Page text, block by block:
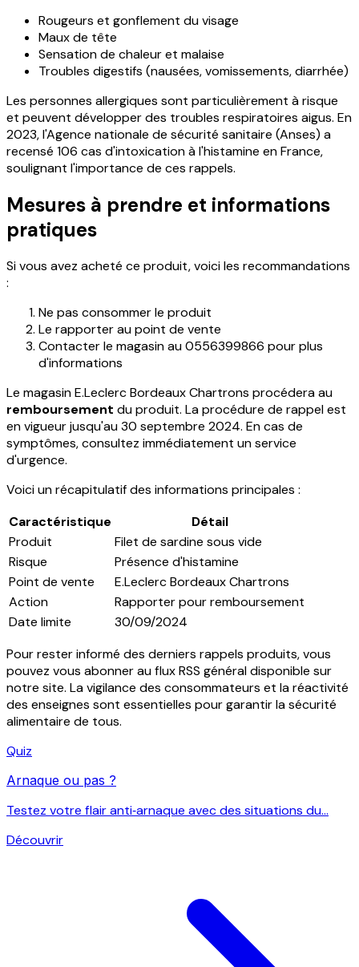
Rougeurs et gonflement du visage
Maux de tête
Sensation de chaleur et malaise
Troubles digestifs (nausées, vomissements, diarrhée)
Les personnes allergiques sont particulièrement à risque
et peuvent développer des troubles respiratoires aigus. En
2023, l'Agence nationale de sécurité sanitaire (Anses) a
recensé 106 cas d'intoxication à l'histamine en France,
soulignant l'importance de ces rappels.
Mesures à prendre et informations
pratiques
Si vous avez acheté ce produit, voici les recommandations
:
Ne pas consommer le produit
Le rapporter au point de vente
Contacter le magasin au 0556399866 pour plus
d'informations
Le magasin E.Leclerc Bordeaux Chartrons procédera au
remboursement du produit. La procédure de rappel est
en vigueur jusqu'au 30 septembre 2024. En cas de
symptômes, consultez immédiatement un service
d'urgence.
Voici un récapitulatif des informations principales :
Caractéristique
Détail
Produit
Filet de sardine sous vide
Risque
Présence d'histamine
Point de vente
E.Leclerc Bordeaux Chartrons
Action
Rapporter pour remboursement
Date limite
30/09/2024
Pour rester informé des derniers rappels produits, vous
pouvez vous abonner au flux RSS général disponible sur
notre site. La vigilance des consommateurs et la réactivité
des enseignes sont essentielles pour garantir la sécurité
alimentaire de tous.
Quiz
Arnaque ou pas ?
Testez votre flair anti‑arnaque avec des situations du...
Découvrir